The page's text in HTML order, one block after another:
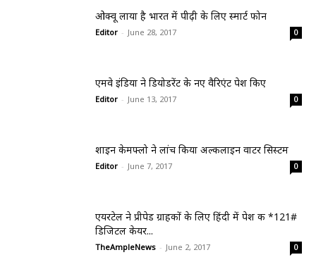
ओक्वू लाया है भारत में पीढ़ी के लिए स्मार्ट फोन
Editor - June 28, 2017 0
एमवे इंडिया ने डियोडरेंट के नए वैरिएंट पेश किए
Editor - June 13, 2017 0
शाइन केमफ्लो ने लांच किया अल्कलाइन वाटर सिस्टम
Editor - June 7, 2017 0
एयरटेल ने प्रीपेड ग्राहकों के लिए हिंदी में पेश की *121#
डिजिटल केयर...
TheAmpleNews - June 2, 2017 0